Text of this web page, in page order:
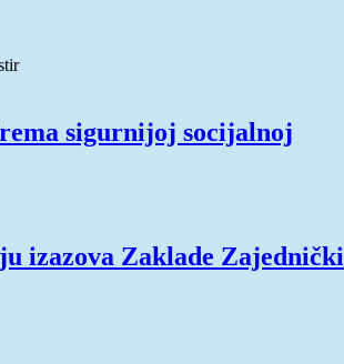
sigurnijoj socijalnoj
izazova Zaklade Zajednički